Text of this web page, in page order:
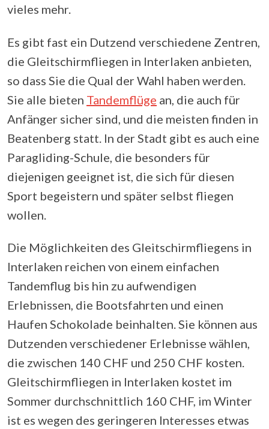
vieles mehr.
Es gibt fast ein Dutzend verschiedene Zentren,
die Gleitschirmfliegen in Interlaken anbieten,
so dass Sie die Qual der Wahl haben werden.
Sie alle bieten Tandemflüge an, die auch für
Anfänger sicher sind, und die meisten finden in
Beatenberg statt. In der Stadt gibt es auch eine
Paragliding-Schule, die besonders für
diejenigen geeignet ist, die sich für diesen
Sport begeistern und später selbst fliegen
wollen.
Die Möglichkeiten des Gleitschirmfliegens in
Interlaken reichen von einem einfachen
Tandemflug bis hin zu aufwendigen
Erlebnissen, die Bootsfahrten und einen
Haufen Schokolade beinhalten. Sie können aus
Dutzenden verschiedener Erlebnisse wählen,
die zwischen 140 CHF und 250 CHF kosten.
Gleitschirmfliegen in Interlaken kostet im
Sommer durchschnittlich 160 CHF, im Winter
ist es wegen des geringeren Interesses etwas